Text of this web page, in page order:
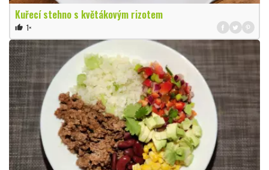
Kuřecí stehno s květákovým rizotem
thumb_up 1×